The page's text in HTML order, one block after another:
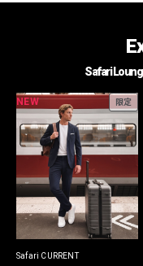
Safari
NEW 限定
Safari CURRENT